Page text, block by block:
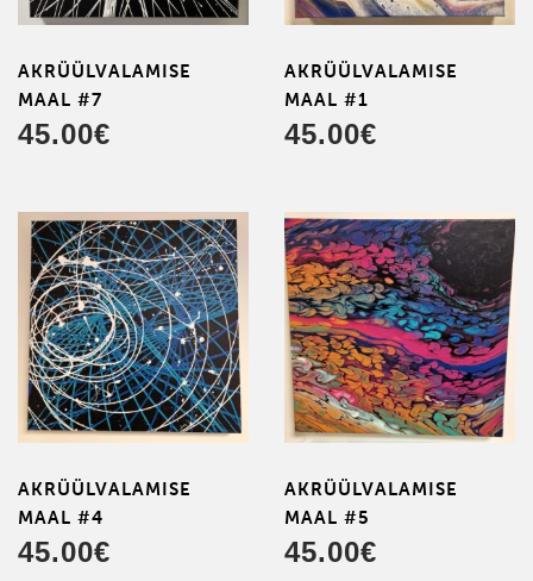
AKRÜÜL­VALAMISE
MAAL #7
45.00€
AKRÜÜL­VALAMISE
MAAL #1
45.00€
AKRÜÜL­VALAMISE
MAAL #4
45.00€
AKRÜÜL­VALAMISE
MAAL #5
45.00€